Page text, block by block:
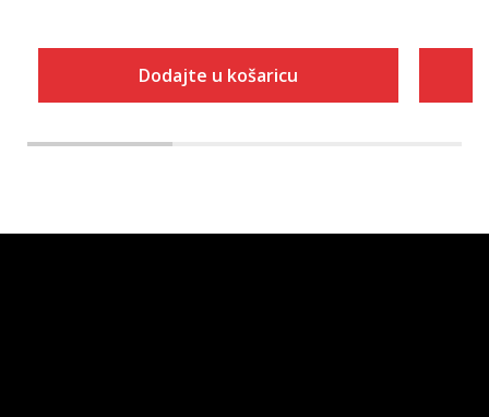
Dodajte u košaricu